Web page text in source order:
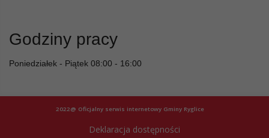
Godziny pracy
Poniedziałek - Piątek 08:00 - 16:00
2022@ Oficjalny serwis internetowy Gminy Ryglice
Deklaracja dostępności